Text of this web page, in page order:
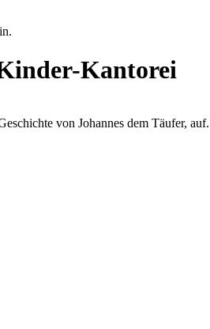
Kantorei
von Johannes dem Täufer,